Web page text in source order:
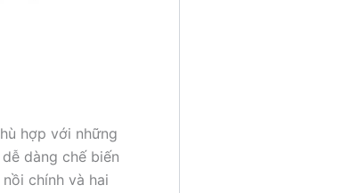
hợp với những
dàng chế biến
chính và hai